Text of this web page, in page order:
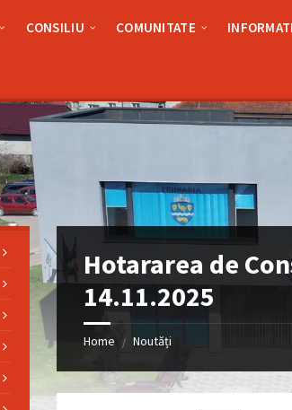
CONSILIU COMUNITATE
Hotararea de
14.11.2025
Home / Noutăți